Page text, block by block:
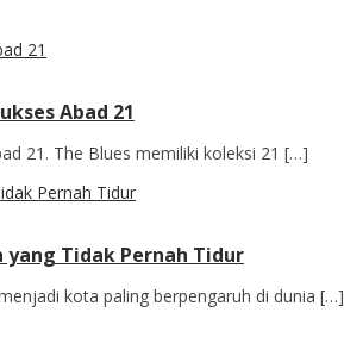
Abad 21
21. The Blues memiliki koleksi 21 […]
yang Tidak Pernah Tidur
kota paling berpengaruh di dunia […]